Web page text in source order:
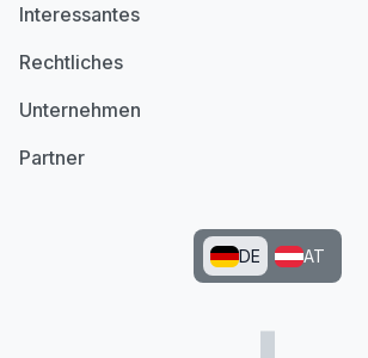
Interessantes
Rechtliches
Unternehmen
Partner
DE AT